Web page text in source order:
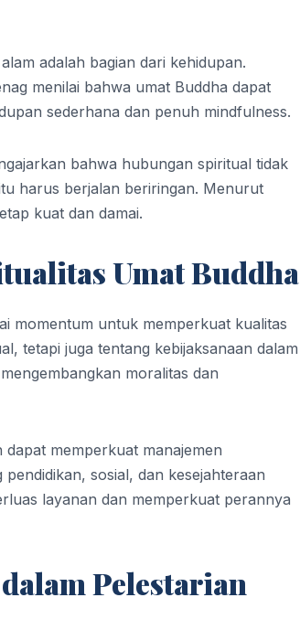
adalah bagian dari kehidupan.
menilai bahwa umat Buddha dapat
sederhana dan penuh mindfulness.
bahwa hubungan spiritual tidak
harus berjalan beriringan. Menurut
kuat dan damai.
Umat Buddha
momentum untuk memperkuat kualitas
tetapi juga tentang kebijaksanaan dalam
moralitas dan
memperkuat manajemen
sosial, dan kesejahteraan
layanan dan memperkuat perannya
Pelestarian